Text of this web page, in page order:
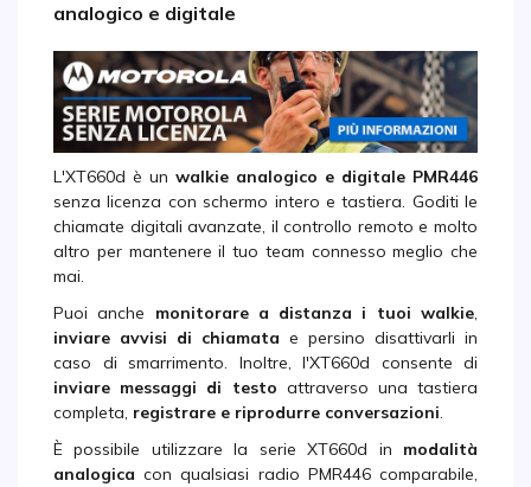
analogico e digitale
L'XT660d è un walkie analogico e digitale PMR446
senza licenza con schermo intero e tastiera. Goditi le
chiamate digitali avanzate, il controllo remoto e molto
altro per mantenere il tuo team connesso meglio che
mai.
Puoi anche monitorare a distanza i tuoi walkie,
inviare avvisi di chiamata e persino disattivarli in
caso di smarrimento. Inoltre, l'XT660d consente di
inviare messaggi di testo attraverso una tastiera
completa, registrare e riprodurre conversazioni.
È possibile utilizzare la serie XT660d in modalità
analogica con qualsiasi radio PMR446 comparabile,